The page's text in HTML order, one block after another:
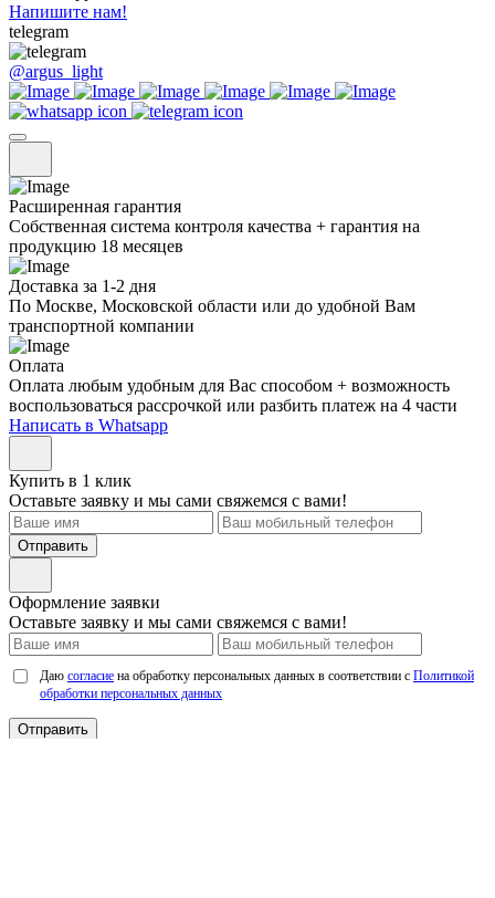
Напишите нам!
telegram
@argus_light
Расширенная гарантия
Собственная система контроля качества + гарантия на
продукцию 18 месяцев
Доставка за 1-2 дня
По Москве, Московской области или до удобной Вам
транспортной компании
Оплата
Оплата любым удобным для Вас способом + возможность
воспользоваться рассрочкой или разбить платеж на 4 части
Написать в Whatsapp
Купить в 1 клик
Оставьте заявку и мы сами свяжемся с вами!
Отправить
Оформление заявки
Оставьте заявку и мы сами свяжемся с вами!
Даю согласие на обработку персональных данных в соответствии с Политикой
обработки персональных данных
Отправить